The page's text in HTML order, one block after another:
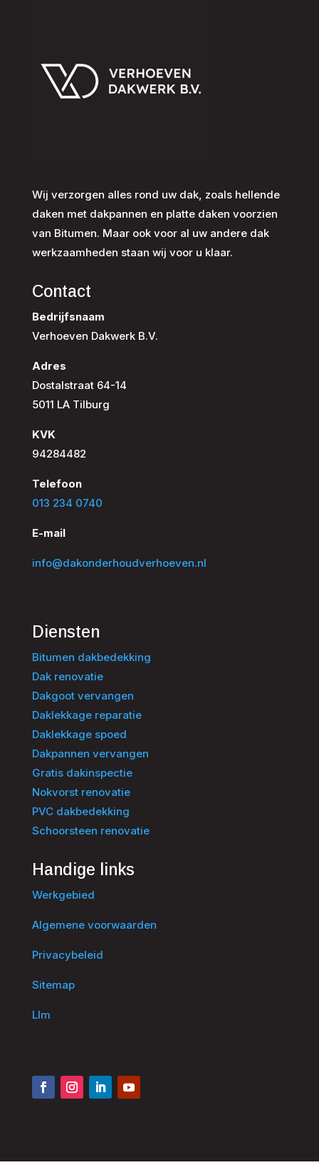
Wij verzorgen alles rond uw dak, zoals hellende
daken met dakpannen en platte daken voorzien
van Bitumen. Maar ook voor al uw andere dak
werkzaamheden staan wij voor u klaar.
Contact
Bedrijfsnaam
Verhoeven Dakwerk B.V.
Adres
Dostalstraat 64-14
5011 LA Tilburg
KVK
94284482
Telefoon
013 234 0740
E-mail
info@dakonderhoudverhoeven.nl
Diensten
Bitumen dakbedekking
Dak renovatie
Dakgoot vervangen
Daklekkage reparatie
Daklekkage spoed
Dakpannen vervangen
Gratis dakinspectie
Nokvorst renovatie
PVC dakbedekking
Schoorsteen renovatie
Handige links
Werkgebied
Algemene voorwaarden
Privacybeleid
Sitemap
Llm